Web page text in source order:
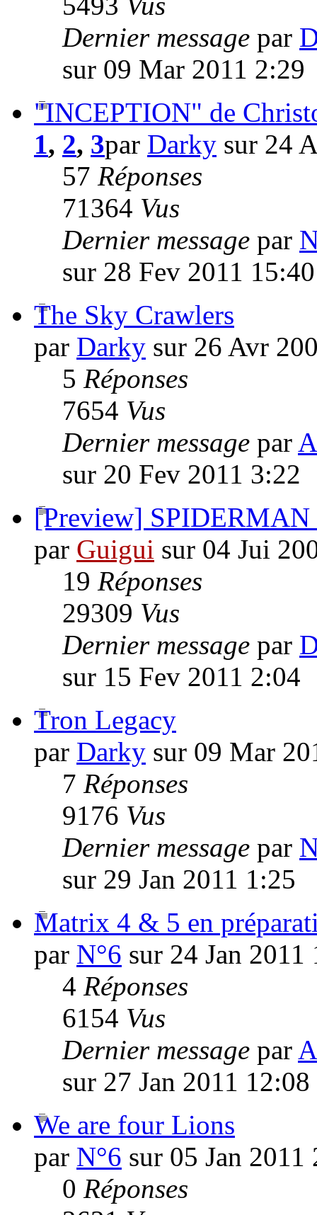
Dernier message par
sur 09 Mar 2011 2:29
"INCEPTION" de
1, 2, 3par Darky sur 24
57 Réponses
71364 Vus
Dernier message par
sur 28 Fev 2011 15:40
The Sky Crawlers
par Darky sur 26 Avr
5 Réponses
7654 Vus
Dernier message par
sur 20 Fev 2011 3:22
[Preview] SPIDERMAN
par Guigui sur 04 Jui
19 Réponses
29309 Vus
Dernier message par
sur 15 Fev 2011 2:04
Tron Legacy
par Darky sur 09 Mar
7 Réponses
9176 Vus
Dernier message par
sur 29 Jan 2011 1:25
Matrix 4 & 5 en
par N°6 sur 24 Jan 2011
4 Réponses
6154 Vus
Dernier message par
sur 27 Jan 2011 12:08
We are four Lions
par N°6 sur 05 Jan 2011
0 Réponses